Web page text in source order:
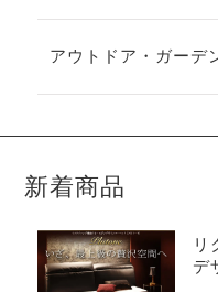
アウトドア・ガーデ
新着商品
リ
デ